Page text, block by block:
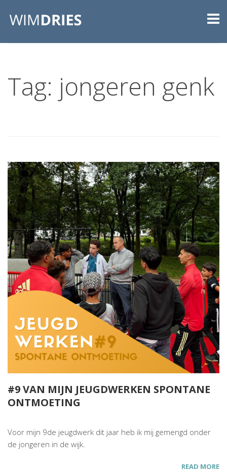
Tag: jongeren genk
#9 VAN MIJN JEUGDWERKEN SPONTANE
ONTMOETING
Voor mijn 9de jeugdwerk dit jaar heb ik mij gemengd onder
de jongeren in de wijk.
READ MORE